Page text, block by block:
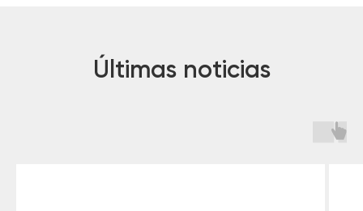
Últimas noticias